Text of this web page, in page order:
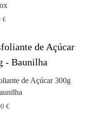
€
de Açúcar 300g
€